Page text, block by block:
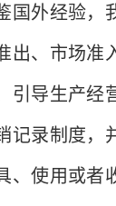
国外经验，
出、市场准
引导生产经
记录制度，
、使用或者